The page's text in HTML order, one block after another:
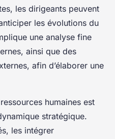
les dirigeants peuvent
les évolutions du
une analyse fine
ainsi que des
afin d’élaborer une
humaines est
stratégique.
les intégrer